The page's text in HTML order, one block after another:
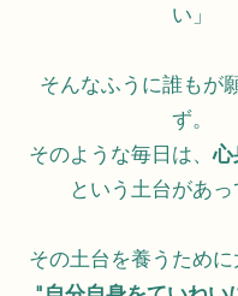
い」
そんなふうに誰もが
ず。
そのような毎日は、心
という土台があっ
その土台を養うために